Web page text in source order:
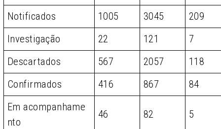
Notificados 1005 3045
209
Investigação
22 121
7
Descartados
567 2057
118
Confirmados
416 867
84
Em acompanhame
nto
46 82 5